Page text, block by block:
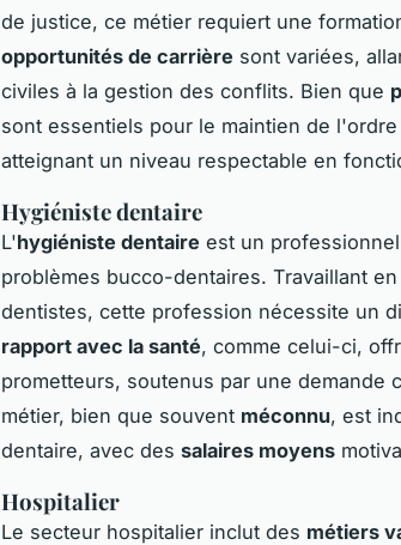
de justice, ce métier requiert une
opportunités de carrière sont variées,
civiles à la gestion des conflits. Bien que
sont essentiels pour le maintien de
atteignant un niveau respectable en
Hygiéniste dentaire
L'hygiéniste dentaire est un
problèmes bucco-dentaires. Travaillant
dentistes, cette profession nécessite un
rapport avec la santé, comme celui-ci,
prometteurs, soutenus par une demande
métier, bien que souvent méconnu, est
dentaire, avec des salaires moyens
Hospitalier
Le secteur hospitalier inclut des métiers